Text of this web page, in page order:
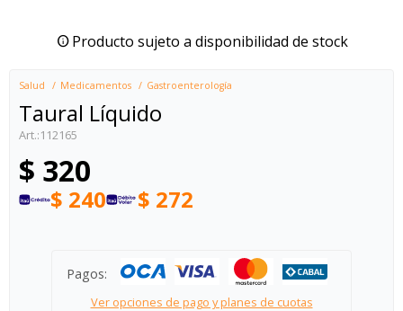
Producto sujeto a disponibilidad de stock
Salud Medicamentos Gastroenterología
Taural Líquido
112165
$ 320
$ 240 $ 272
Pagos:
Ver opciones de pago y planes de cuotas